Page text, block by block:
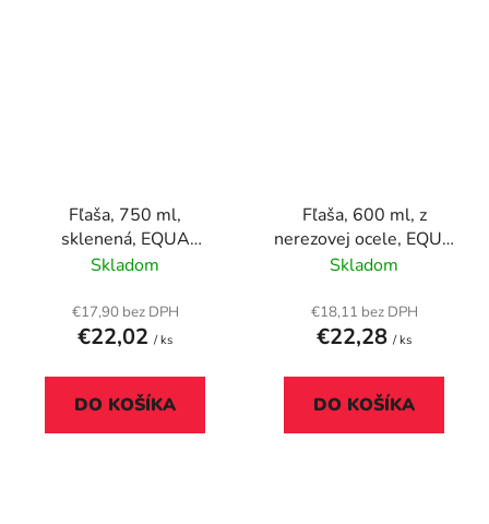
Fľaša, 750 ml,
sklenená, EQUA
"Mismatch Bloom"
Skladom
€17,90 bez DPH
€22,02 / ks
DO KOŠÍKA
Fľaša, 600 ml, z
nerezovej ocele, EQUA
"Timeless", fialová
Skladom
€18,11 bez DPH
€22,28 / ks
DO KOŠÍKA